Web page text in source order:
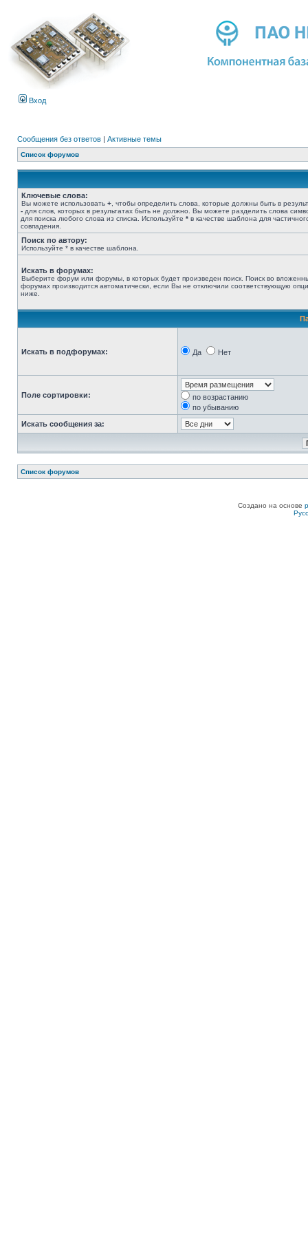
Вход
Сообщения без ответов | Активные темы
Список форумов
Ключевые слова:
Вы можете использовать + , чтобы определить слова, которые должны быть в
- для слов, которых в результатах быть не должно. Вы можете разделить слова
для поиска любого слова из списка. Используйте * в качестве шаблона для
совпадения.
Поиск по автору:
Используйте * в качестве шаблона.
Искать в форумах:
Выберите форум или форумы, в которых будет произведен поиск. Поиск во
форумах производится автоматически, если Вы не отключили соответствующую
ниже.
Искать в подфорумах: Да Нет
Поле сортировки:
по возрастанию
по убыванию
Искать сообщения за:
Список форумов
Создано на основе